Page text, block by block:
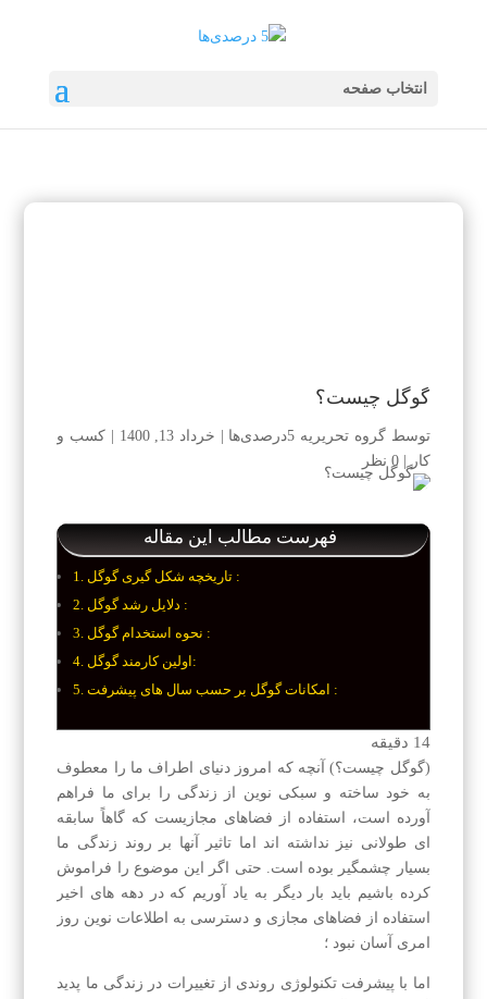
انتخاب صفحه
گوگل چیست؟
توسطگروه تحریریه 5درصدی‌ها خرداد 13, 1400
کسب و
کار|0 نظر
فهرست مطالب این مقاله
تاریخچه شكل گیری گوگل :
دلایل رشد گوگل :
نحوه استخدام گوگل :
اولین كارمند گوگل:
امكانات گوگل بر حسب سال های پیشرفت :
14 دقیقه
(گوگل چیست؟) آنچه كه امروز دنیای اطراف ما را معطوف
به خود ساخته و سبكی نوین از زندگی را برای ما فراهم
آورده است، استفاده از فضاهای مجازیست كه گاهاً سابقه
ای طولانی نیز نداشته اند اما تاثیر آنها بر روند زندگی ما
بسیار چشمگیر بوده است. حتی اگر این موضوع را فراموش
كرده باشیم باید بار دیگر به یاد آوریم كه در دهه های اخیر
استفاده از فضاهای مجازی و دسترسی به اطلاعات نوین روز
امری آسان نبود ؛
اما با پیشرفت تكنولوژی روندی از تغییرات در زندگی ما پدید